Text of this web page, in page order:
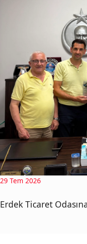
29 Tem 2026
Erdek Ticaret